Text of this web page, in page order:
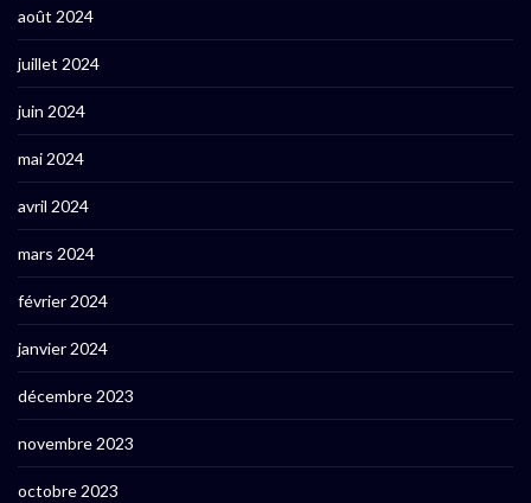
août 2024
juillet 2024
juin 2024
mai 2024
avril 2024
mars 2024
février 2024
janvier 2024
décembre 2023
novembre 2023
octobre 2023